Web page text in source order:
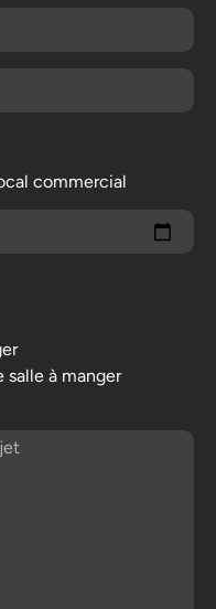
commercial
salle à manger